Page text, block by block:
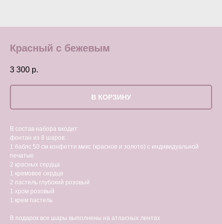
Красный с бежевым
3 300 р.
В КОРЗИНУ
В состав набора входит:
фонтан из 8 шаров:
1 баблс 50 см конфетти микс (красное и золото) с индивидуальной
печатью
2 красных сердца
1 кремовое сердце
2 пастель глубокий розовый
1 хром розовый
1 крем пастель
В подарок все шары выполнены на атласных лентах